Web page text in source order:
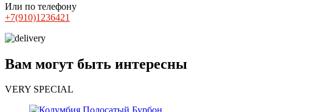
Или по телефону
+7(910)1236421
Вам могут быть интересны
VERY SPECIAL